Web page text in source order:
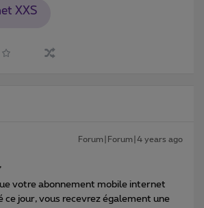
XXS
Forum|Forum|4 years ago
,
votre abonnement mobile internet
ce jour, vous recevrez également une